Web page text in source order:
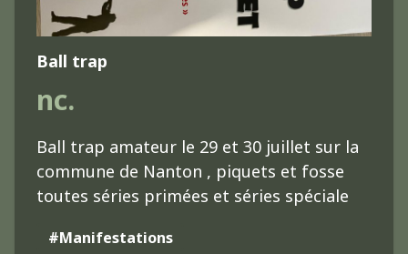
Ball trap
nc.
Ball trap amateur le 29 et 30 juillet sur la
commune de Nanton , piquets et fosse
toutes séries primées et séries spéciale
#Manifestations